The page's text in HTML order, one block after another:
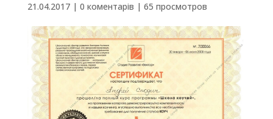
21.04.2017| 0 коментарів | 65 просмотров